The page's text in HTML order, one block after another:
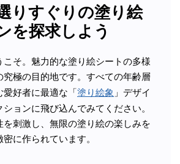
りすぐりの塗り絵
を探求しよう
こそ。魅力的な塗り絵シートの多様
究極の目的地です。すべての年齢層
愛好者に最適な「塗り絵象 」デザイ
ョンに飛び込んでみてください。
を刺激し、無限の塗り絵の楽しみを
に作られています。